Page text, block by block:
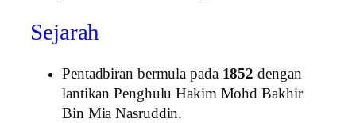
Sejarah
Pentadbiran bermula pada 1852 dengan
lantikan Penghulu Hakim Mohd Bakhir
Bin Mia Nasruddin.